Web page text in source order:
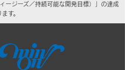
ージーズ／持続可能な開発目標）」の達成
す。